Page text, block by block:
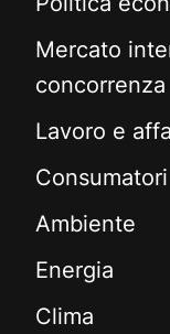
Mercato
concorrenza
Lavoro e
Ambiente
Energia
Clima